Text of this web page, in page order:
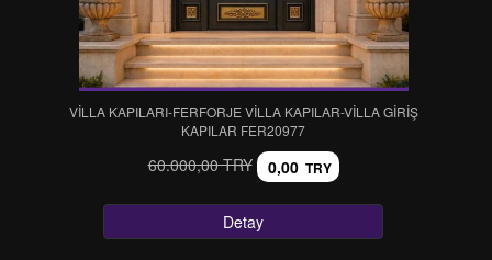
VİLLA KAPILARI-FERFORJE VİLLA KAPILAR-VİLLA GİRİŞ
KAPILAR FER20977
60.000,00 TRY 0,00 TRY
Detay